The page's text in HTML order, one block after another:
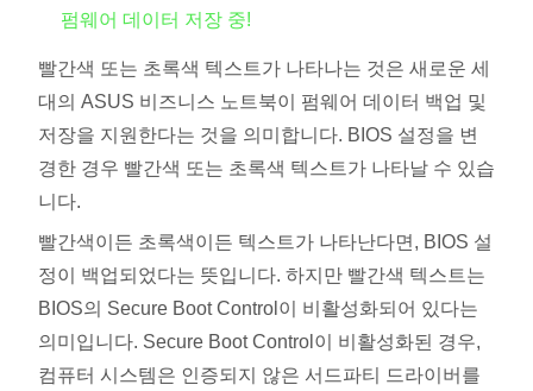
펌웨어 데이터 저장 중!
빨간색 또는 초록색 텍스트가 나타나는 것은 새로운 세
대의 ASUS 비즈니스 노트북이 펌웨어 데이터 백업 및
저장을 지원한다는 것을 의미합니다. BIOS 설정을 변
경한 경우 빨간색 또는 초록색 텍스트가 나타날 수 있습
니다.
빨간색이든 초록색이든 텍스트가 나타난다면, BIOS 설
정이 백업되었다는 뜻입니다. 하지만 빨간색 텍스트는
BIOS의 Secure Boot Control이 비활성화되어 있다는
의미입니다. Secure Boot Control이 비활성화된 경우,
컴퓨터 시스템은 인증되지 않은 서드파티 드라이버를